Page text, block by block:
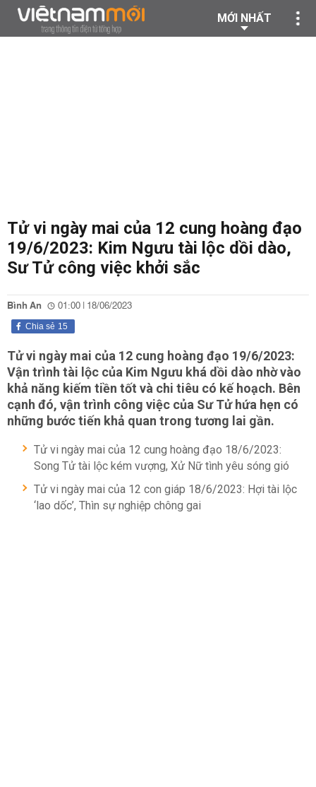
MỚI NHẤT
Tử vi ngày mai của 12 cung hoàng đạo
19/6/2023: Kim Ngưu tài lộc dồi dào,
Sư Tử công việc khởi sắc
Bình An 01:00 | 18/06/2023
15
Chia sẻ
Tử vi ngày mai của 12 cung hoàng đạo 19/6/2023:
Vận trình tài lộc của Kim Ngưu khá dồi dào nhờ vào
khả năng kiếm tiền tốt và chi tiêu có kế hoạch. Bên
cạnh đó, vận trình công việc của Sư Tử hứa hẹn có
những bước tiến khả quan trong tương lai gần.
Tử vi ngày mai của 12 cung hoàng đạo 18/6/2023:
Song Tử tài lộc kém vượng, Xử Nữ tình yêu sóng gió
Tử vi ngày mai của 12 con giáp 18/6/2023: Hợi tài lộc
‘lao dốc’, Thìn sự nghiệp chông gai